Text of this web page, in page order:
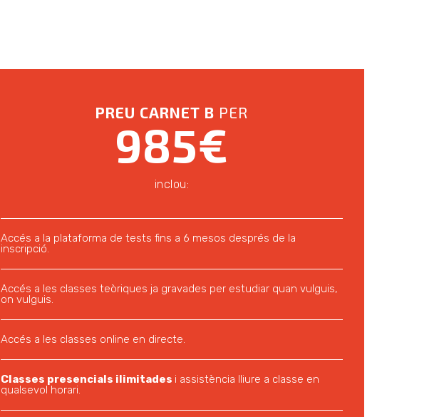
PREU CARNET B PER
985€
inclou:
Accés a la plataforma de tests fins a 6 mesos després de la
inscripció.
Accés a les classes teòriques ja gravades per estudiar quan vulguis,
on vulguis.
Accés a les classes online en directe.
Classes presencials ilimitades i assistència lliure a classe en
qualsevol horari.